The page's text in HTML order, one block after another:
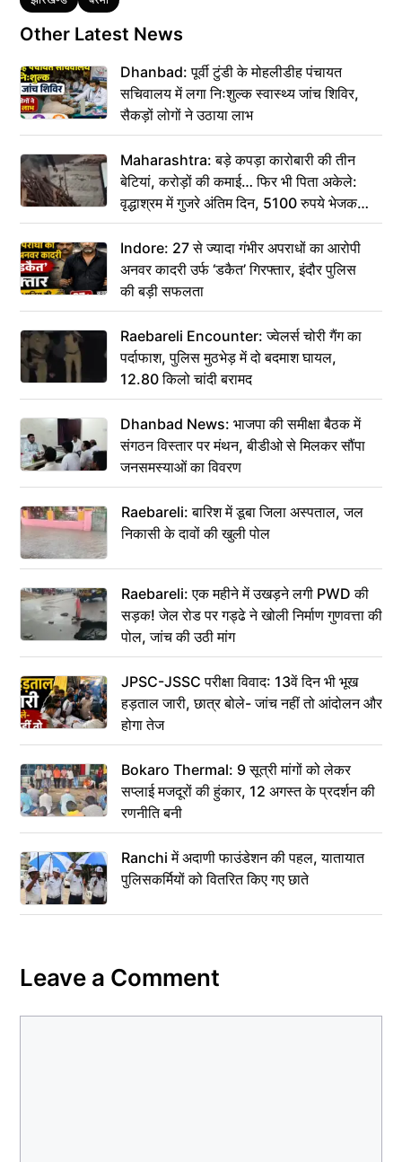
Other Latest News
Dhanbad: पूर्वी टुंडी के मोहलीडीह पंचायत
सचिवालय में लगा निःशुल्क स्वास्थ्य जांच शिविर,
सैकड़ों लोगों ने उठाया लाभ
Maharashtra: बड़े कपड़ा कारोबारी की तीन
बेटियां, करोड़ों की कमाई… फिर भी पिता अकेले:
वृद्धाश्रम में गुजरे अंतिम दिन, 5100 रुपये भेजकर
कहा– अंतिम संस्कार कर दीजिए हम नहीं आ पाएंगे
Indore: 27 से ज्यादा गंभीर अपराधों का आरोपी
अनवर कादरी उर्फ ‘डकैत’ गिरफ्तार, इंदौर पुलिस
की बड़ी सफलता
Raebareli Encounter: ज्वेलर्स चोरी गैंग का
पर्दाफाश, पुलिस मुठभेड़ में दो बदमाश घायल,
12.80 किलो चांदी बरामद
Dhanbad News: भाजपा की समीक्षा बैठक में
संगठन विस्तार पर मंथन, बीडीओ से मिलकर सौंपा
जनसमस्याओं का विवरण
Raebareli: बारिश में डूबा जिला अस्पताल, जल
निकासी के दावों की खुली पोल
Raebareli: एक महीने में उखड़ने लगी PWD की
सड़क! जेल रोड पर गड्ढे ने खोली निर्माण गुणवत्ता की
पोल, जांच की उठी मांग
JPSC-JSSC परीक्षा विवाद: 13वें दिन भी भूख
हड़ताल जारी, छात्र बोले- जांच नहीं तो आंदोलन और
होगा तेज
Bokaro Thermal: 9 सूत्री मांगों को लेकर
सप्लाई मजदूरों की हुंकार, 12 अगस्त के प्रदर्शन की
रणनीति बनी
Ranchi में अदाणी फाउंडेशन की पहल, यातायात
पुलिसकर्मियों को वितरित किए गए छाते
Leave a Comment